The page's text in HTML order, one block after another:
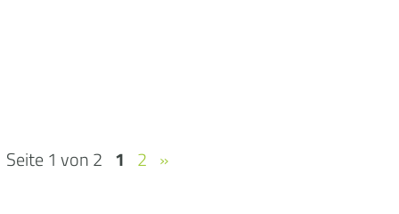
Seite 1 von 2 1 2 »